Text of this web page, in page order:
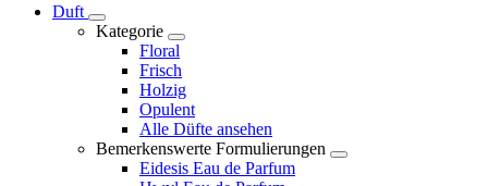
Duft
Kategorie
Floral
Frisch
Holzig
Opulent
Alle Düfte ansehen
Bemerkenswerte Formulierungen
Eidesis Eau de Parfum